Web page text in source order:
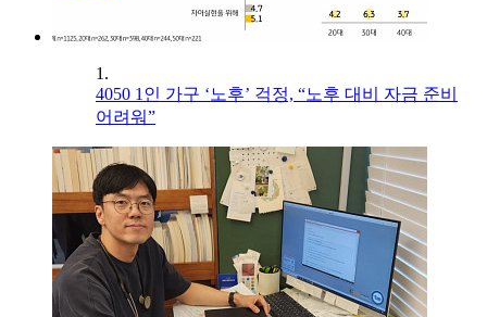
1.
4050 1인 가구 ‘노후’ 걱정, “노후 대비 자금 준비
어려워”